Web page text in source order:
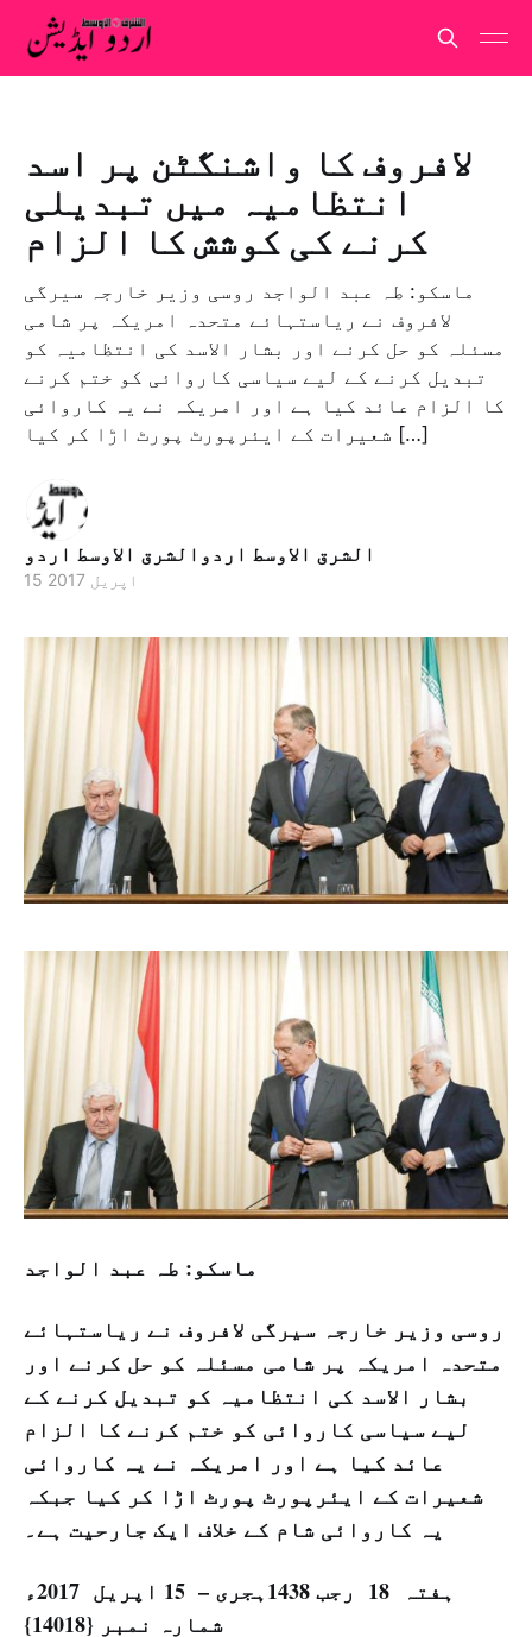
لافروف کا واشنگٹن پر اسد
انتظامیہ میں تبدیلی
کرنے کی کوشش کا الزام
ماسکو: طہ عبد الواجد روسی وزیر خارجہ سیرگی
لافروف نے ریاستہائے متحدہ امریکہ پر شامی
مسئلہ کو حل کرنے اور بشار الاسد کی انتظامیہ کو
تبدیل کرنے کے لیے سیاسی کاروائی کو ختم کرنے
کا الزام عائد کیا ہے اور امریکہ نے یہ کاروائی
شعیرات کے ایئرپورٹ پورٹ اڑا کر کیا […]
الشرق الاوسط اردوالشرق الاوسط اردو
15 اپریل 2017
ماسکو: طہ عبد الواجد
روسی وزیر خارجہ سیرگی لافروف نے ریاستہائے
متحدہ امریکہ پر شامی مسئلہ کو حل کرنے اور
بشار الاسد کی انتظامیہ کو تبدیل کرنے کے
لیے سیاسی کاروائی کو ختم کرنے کا الزام
عائد کیا ہے اور امریکہ نے یہ کاروائی
شعیرات کے ایئرپورٹ پورٹ اڑا کر کیا جبکہ
یہ کاروائی شام کے خلاف ایک جارحیت ہے۔
ہفتہ 18 رجب 1438ہجری – 15 اپریل 2017ء
شمارہ نمبر {14018}